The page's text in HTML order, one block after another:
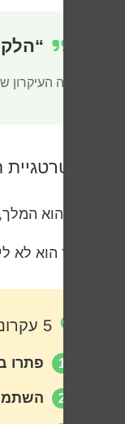
זה
תוכן הוא
הסוד הוא לא
5 עקרונות לתוכן שמביא לידים
1 פתרו
2